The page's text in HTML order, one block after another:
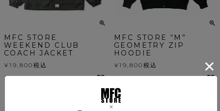
MFC STORE
WEEKEND CLUB
COACH JACKET
¥19,800 税込
MFC STORE “M”
GEOMETRY ZIP
HOODIE
¥19,800 税込